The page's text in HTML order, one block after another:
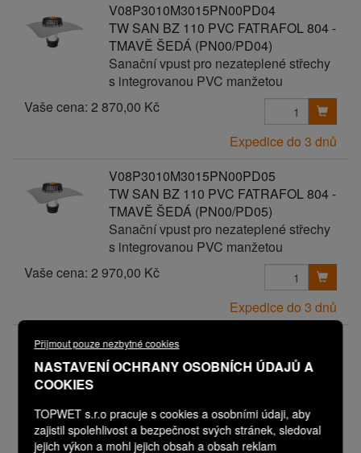
Přijmout pouze nezbytné cookies
NASTAVENÍ OCHRANY OSOBNÍCH ÚDAJŮ A
COOKIES
TOPWET s.r.o pracuje s cookies a osobními údaji, aby
zajistil spolehlivost a bezpečnost svých stránek, sledoval
jejich výkon a mohl jejich obsah a obsah reklam
V08P3010M3015PN00PD04
TW SAN BZ 110 PVC FATRAFOL 804 -
TMAVĚ ŠEDÁ (PN00/PD04)
Sanační vpust pro nezateplené střechy
s integrovanou PVC manžetou
Vaše cena: 2 870,00 Kč
Expedice do 3 dnů
V08P3010M3015PN00PD05
TW SAN BZ 110 PVC FATRAFOL 804 -
TMAVĚ ŠEDÁ (PN00/PD05)
Sanační vpust pro nezateplené střechy
s integrovanou PVC manžetou
Vaše cena: 2 970,00 Kč
Expedice do 3 dnů
V08P3010M3015PN00PD06
TW SAN BZ 110 PVC FATRAFOL 804 -
TMAVĚ ŠEDÁ (PN00/PD06)
s integrovanou PVC manžetou
Vaše cena:3 070,00 Kč